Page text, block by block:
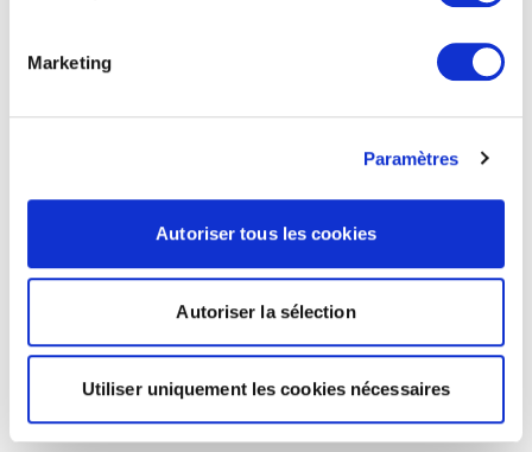
Marketing
Paramètres
Autoriser tous les cookies
Autoriser la sélection
Utiliser uniquement les cookies nécessaires